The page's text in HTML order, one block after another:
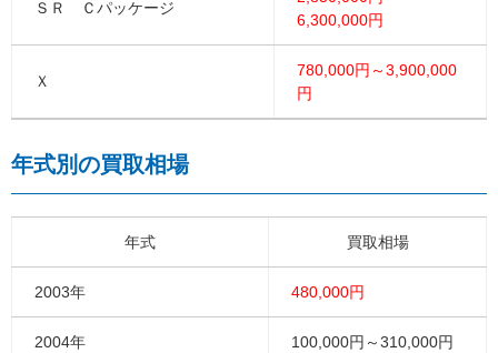
ＳＲ Ｃパッケージ
6,300,000円
Ｘ
780,000円～3,900,000
円
年式別の買取相場
年式 買取相場
2003年 480,000円
2004年 100,000円～310,000円